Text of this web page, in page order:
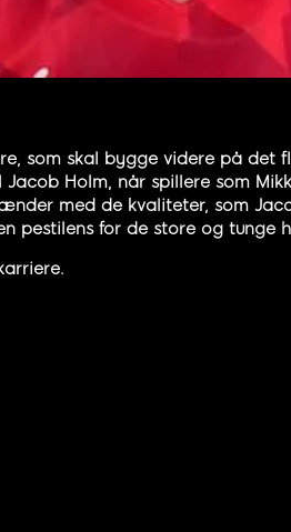
som skal bygge videre på
Holm, når spillere som
med de kvaliteter, som
pestilens for de store og tunge